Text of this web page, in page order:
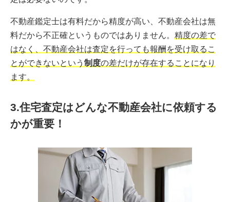
不動産鑑定士は有料だから精度が高い、不動産会社は無
料だから不正確というものではありません。 精度の差で
はなく、不動産会社は査定を行っても報酬を受け取るこ
とができないという 制度の差だけが存在することになり
ます。
3.住宅査定はどんな不動産会社に依頼する
かが重要！